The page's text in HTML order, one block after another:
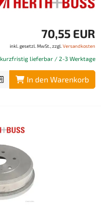
70,55 EUR
inkl. gesetzl. MwSt., zzgl. Versandkosten
kurzfristig lieferbar / 2-3 Werktage
In den Warenkorb